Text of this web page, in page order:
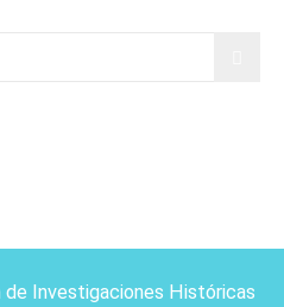
Investigaciones Históricas